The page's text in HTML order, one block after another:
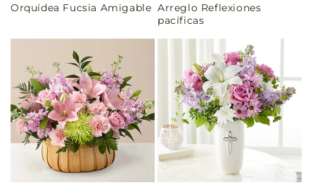
habitual
Orquídea Fucsia Amigable habitual
Arreglo Reflexiones
pacíficas